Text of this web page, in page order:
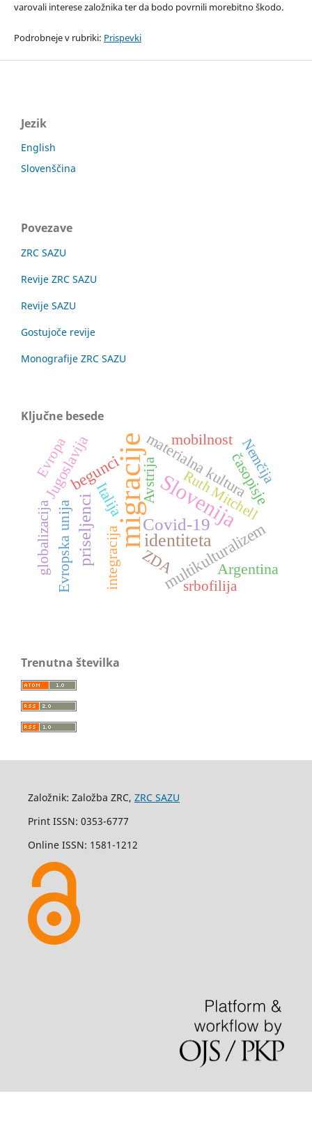
varovali interese založnika ter da bodo povrnili morebitno škodo.
Podrobneje v rubriki: Prispevki
Jezik
English
Slovenščina
Povezave
ZRC SAZU
Revije ZRC SAZU
Revije SAZU
Gostujoče revije
Monografije ZRC SAZU
Ključne besede
migracije Slovenija
identiteta
Covid-19
priseljenci
begunci
multikulturalizem
materialna kultura
Jugoslavija
integracija Argentina
mobilnost
ZDA
Italija
Evropska unija
časopisje
Evropa
globalizacija
Nemčija
Avstrija Ruth Mitchell
srbofilija
Trenutna številka
Založnik: Založba ZRC, ZRC SAZU
Print ISSN: 0353-6777
Online ISSN: 1581-1212